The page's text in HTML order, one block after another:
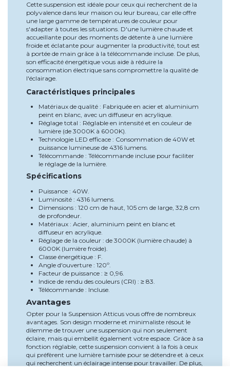
Cette suspension est idéale pour ceux qui recherchent de la
polyvalence dans leur maison ou leur bureau, car elle offre
une large gamme de températures de couleur pour
s'adapter à toutes les situations. D'une lumière chaude et
accueillante pour des moments de détente à une lumière
froide et éclatante pour augmenter la productivité, tout est
à portée de main grâce à la télécommande incluse. De plus,
son efficacité énergétique vous aide à réduire la
consommation électrique sans compromettre la qualité de
l'éclairage.
Caractéristiques principales
Matériaux de qualité : Fabriquée en acier et aluminium
peint en blanc, avec un diffuseur en acrylique.
Réglage total : Réglable en intensité et en couleur de
lumière (de 3000K à 6000K).
Technologie LED efficace : Consommation de 40W et
puissance lumineuse de 4316 lumens.
Télécommande : Télécommande incluse pour faciliter
le réglage de la lumière.
Spécifications
Puissance : 40W.
Luminosité : 4316 lumens.
Dimensions : 120 cm de haut, 105 cm de large, 32,8 cm
de profondeur.
Matériaux : Acier, aluminium peint en blanc et
diffuseur en acrylique.
Réglage de la couleur : de 3000K (lumière chaude) à
6000K (lumière froide).
Classe énergétique : F.
Angle d'ouverture : 120º.
Facteur de puissance : ≥ 0,96.
Indice de rendu des couleurs (CRI) : ≥ 83.
Télécommande : Incluse.
Avantages
Opter pour la Suspension Atticus vous offre de nombreux
avantages. Son design moderne et minimaliste résout le
dilemme de trouver une suspension qui non seulement
éclaire, mais qui embellit également votre espace. Grâce à sa
fonction réglable, cette suspension convient à la fois à ceux
qui préfèrent une lumière tamisée pour se détendre et à ceux
qui recherchent un éclairage intense pour travailler. De plus,